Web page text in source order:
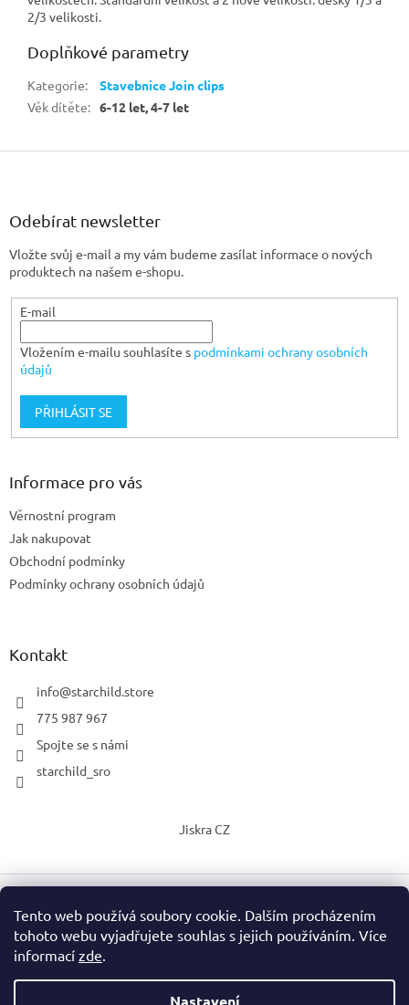
Tento web používá soubory cookie. Dalším procházením
tohoto webu vyjadřujete souhlas s jejich používáním. Více
informací zde.
Nastavení
2/3 velikosti.
Doplňkové parametry
Kategorie:
Stavebnice Join clips
Věk dítěte: 6-12 let, 4-7 let
Z
Odebírat newsletter
Vložte svůj e-mail a my vám budeme zasílat informace o nových
produktech na našem e-shopu.
E-mail
Vložením e-mailu souhlasíte s podmínkami ochrany osobních
údajů
PŘIHLÁSIT SE
Informace pro vás
Věrnostní program
Jak nakupovat
Obchodní podmínky
Podmínky ochrany osobních údajů
Kontakt
info@starchild.store
775 987 967
Spojte se s námi
starchild_sro
Jiskra CZ
Vytvořil Shoptet
Upravit nastavení cookies